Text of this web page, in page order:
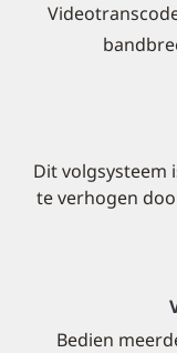
Dit volgsysteem
te verhogen
Bedien